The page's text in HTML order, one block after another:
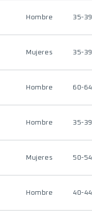
Hombre 35-39
Mujeres 35-39
Hombre 60-64
Hombre 35-39
Mujeres 50-54
Hombre 40-44